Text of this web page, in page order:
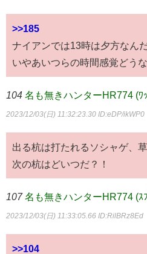
>>185
ナイアンでは13時は夕方なん
いやあいつらの時間感覚どう
104 名も無きハンターHR774 (ﾜ
2023/12/03(日) 11:32:23.30 ID:eDP/ikWP0
出る杭は打たれるソシャゲ、草
次の杭はどいつだ？！
107 名も無きハンターHR774 (ｽ
2023/12/03(日) 11:33:05.66 ID:RilBRz8Ed
>>104